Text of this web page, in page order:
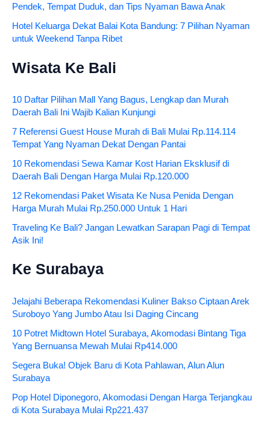
Pendek, Tempat Duduk, dan Tips Nyaman Bawa Anak
Hotel Keluarga Dekat Balai Kota Bandung: 7 Pilihan Nyaman
untuk Weekend Tanpa Ribet
Wisata Ke Bali
10 Daftar Pilihan Mall Yang Bagus, Lengkap dan Murah
Daerah Bali Ini Wajib Kalian Kunjungi
7 Referensi Guest House Murah di Bali Mulai Rp.114.114
Tempat Yang Nyaman Dekat Dengan Pantai
10 Rekomendasi Sewa Kamar Kost Harian Eksklusif di
Daerah Bali Dengan Harga Mulai Rp.120.000
12 Rekomendasi Paket Wisata Ke Nusa Penida Dengan
Harga Murah Mulai Rp.250.000 Untuk 1 Hari
Traveling Ke Bali? Jangan Lewatkan Sarapan Pagi di Tempat
Asik Ini!
Ke Surabaya
Jelajahi Beberapa Rekomendasi Kuliner Bakso Ciptaan Arek
Suroboyo Yang Jumbo Atau Isi Daging Cincang
10 Potret Midtown Hotel Surabaya, Akomodasi Bintang Tiga
Yang Bernuansa Mewah Mulai Rp414.000
Segera Buka! Objek Baru di Kota Pahlawan, Alun Alun
Surabaya
Pop Hotel Diponegoro, Akomodasi Dengan Harga Terjangkau
di Kota Surabaya Mulai Rp221.437